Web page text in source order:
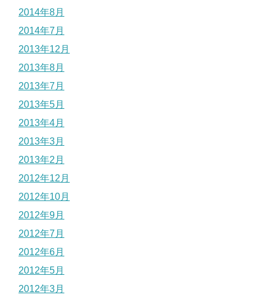
2014年8月
2014年7月
2013年12月
2013年8月
2013年7月
2013年5月
2013年4月
2013年3月
2013年2月
2012年12月
2012年10月
2012年9月
2012年7月
2012年6月
2012年5月
2012年3月